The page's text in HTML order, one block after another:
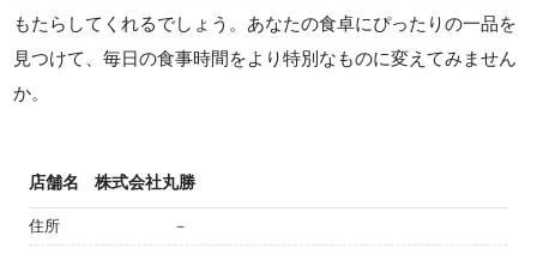
もたらしてくれるでしょう。あなたの食卓にぴったりの一品を
見つけて、毎日の食事時間をより特別なものに変えてみません
か。
店舗名 株式会社丸勝
住所 －